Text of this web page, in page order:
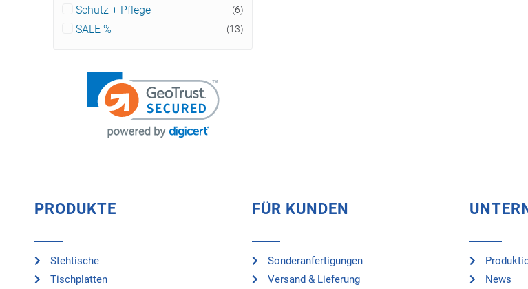
Schutz + Pflege (6)
SALE % (13)
PRODUKTE
Stehtische
Tischplatten
FÜR KUNDEN
Sonderanfertigungen
Versand & Lieferung
News